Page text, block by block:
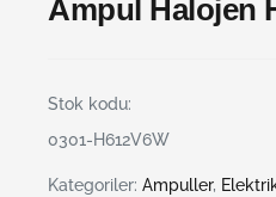
Ampul Halojen
Stok kodu:
0301-H612V6W
Kategoriler: Ampuller,